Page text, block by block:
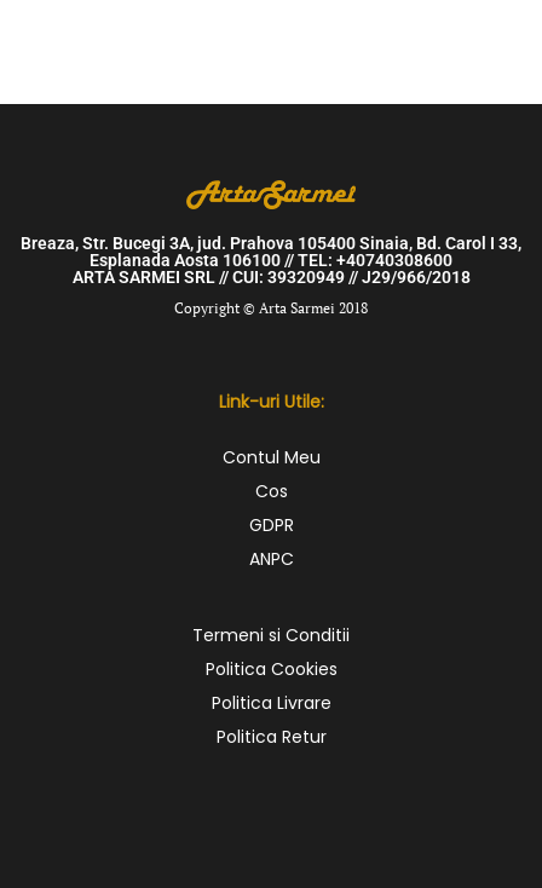
Breaza, Str. Bucegi 3A, jud. Prahova 105400 Sinaia, Bd. Carol I 33,
Esplanada Aosta 106100 // TEL: +40740308600
ARTA SARMEI SRL // CUI: 39320949 // J29/966/2018
Copyright © Arta Sarmei 2018
Link-uri Utile:
Contul Meu
Cos
GDPR
ANPC
Termeni si Conditii
Politica Cookies
Politica Livrare
Politica Retur